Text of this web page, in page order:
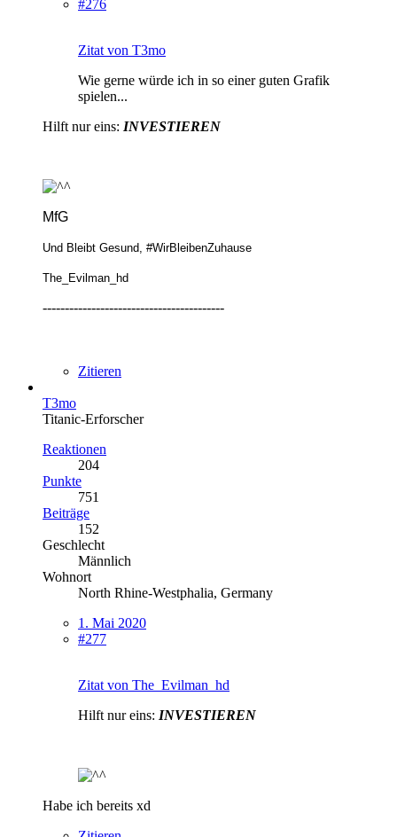
#276
Zitat von T3mo
Wie gerne würde ich in so einer guten Grafik
spielen...
Hilft nur eins: INVESTIEREN
MfG
Und Bleibt Gesund, #WirBleibenZuhause
The_Evilman_hd
-----------------------------------------
Zitieren
T3mo
Titanic-Erforscher
Reaktionen
204
Punkte
751
Beiträge
152
Geschlecht
Männlich
Wohnort
North Rhine-Westphalia, Germany
1. Mai 2020
#277
Zitat von The_Evilman_hd
Hilft nur eins: INVESTIEREN
Habe ich bereits xd